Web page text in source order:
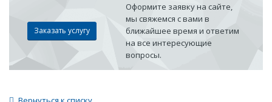
Заказать услугу
Оформите заявку на сайте,
мы свяжемся с вами в
ближайшее время и ответим
на все интересующие
вопросы.